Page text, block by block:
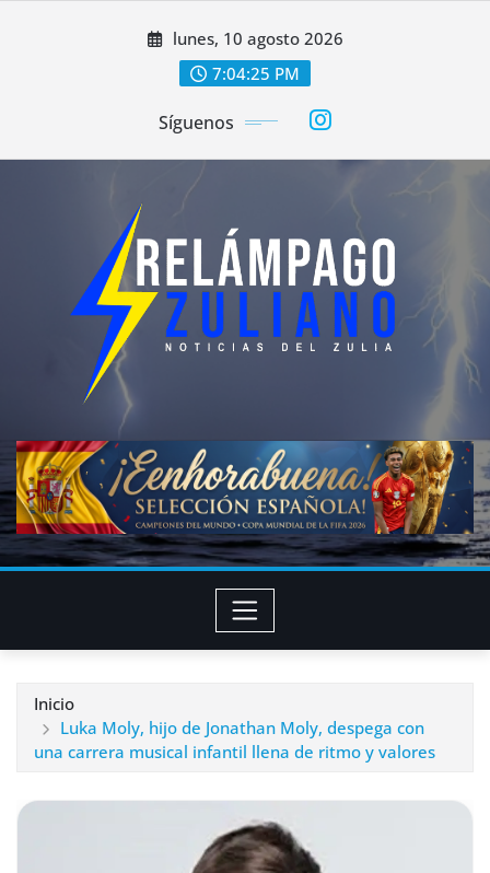
lunes, 10 agosto 2026
7:04:26 PM
Síguenos
Inicio
Luka Moly, hijo de Jonathan Moly, despega con
una carrera musical infantil llena de ritmo y valores